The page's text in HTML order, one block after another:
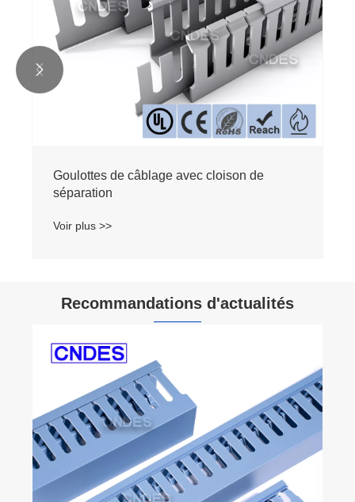
Goulottes de câblage avec cloison de
séparation
Voir plus >>


Recommandations d'actualités